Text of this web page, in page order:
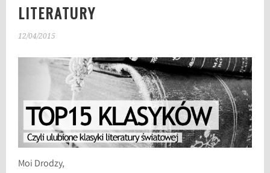
LITERATURY
12/04/2015
Moi Drodzy,